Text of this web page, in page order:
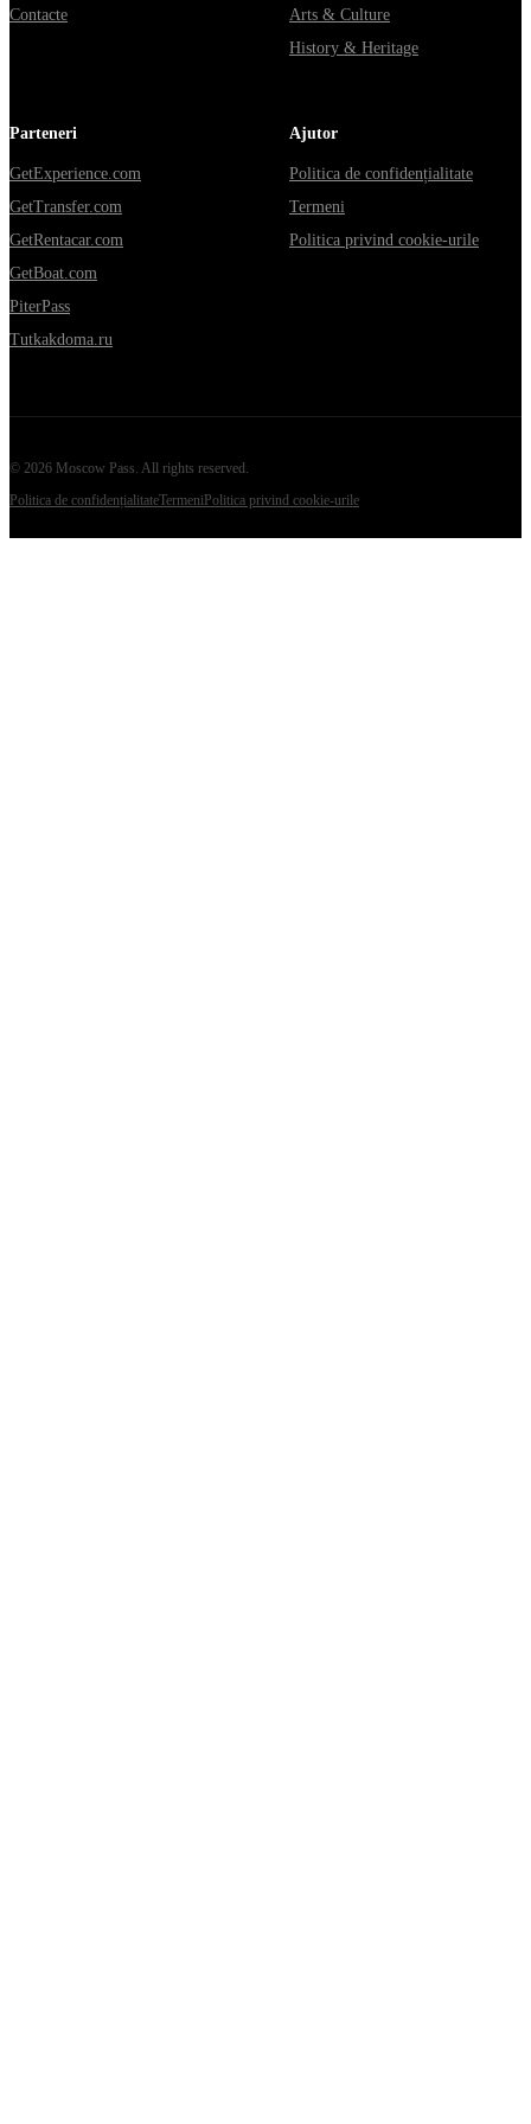
Contacte
Arts & Culture
History & Heritage
Parteneri
GetExperience.com
GetTransfer.com
GetRentacar.com
GetBoat.com
PiterPass
Tutkakdoma.ru
Ajutor
Politica de confidențialitate
Termeni
Politica privind cookie-urile
© 2026 Moscow Pass . All rights reserved.
Politica de confidențialitateTermeniPolitica privind cookie-urile